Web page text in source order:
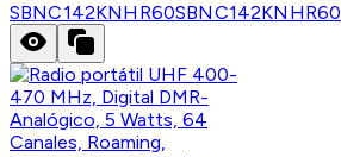
SBNC142KNHR60SBNC142KNHR60